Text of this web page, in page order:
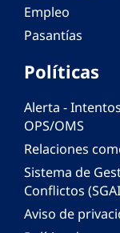
Empleo
Pasantías
Políticas
Alerta -
OPS/OMS
Relaciones
Sistema de
Conflictos
Aviso de